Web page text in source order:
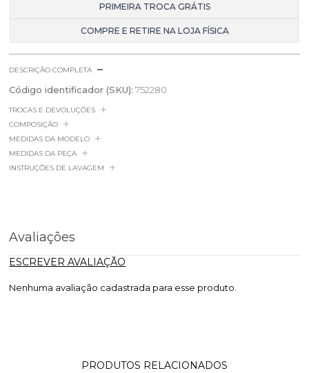
PRIMEIRA TROCA GRÁTIS
COMPRE E RETIRE NA LOJA FÍSICA
DESCRIÇÃO COMPLETA
Código identificador (SKU): 752280
TROCAS E DEVOLUÇÕES
MEDIDAS DA MODELO
MEDIDAS DA PEÇA
INSTRUÇÕES DE LAVAGEM
COMPOSIÇÃO
Avaliações
ESCREVER AVALIAÇÃO
Nenhuma avaliação cadastrada para esse produto.
PRODUTOS RELACIONADOS